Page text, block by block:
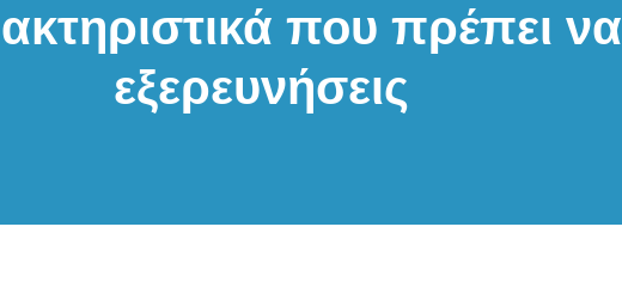
που πρέπει να
εξερευνήσεις